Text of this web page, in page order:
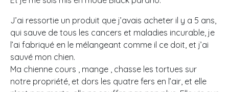
J’ai ressortie un produit que j’avais acheter il y a 5 ans,
qui sauve de tous les cancers et maladies incurable, je
l’ai fabriqué en le mélangeant comme il ce doit, et j’ai
sauvé mon chien.
Ma chienne cours , mange , chasse les tortues sur
notre propriété, et dors les quatre fers en l’air, et elle